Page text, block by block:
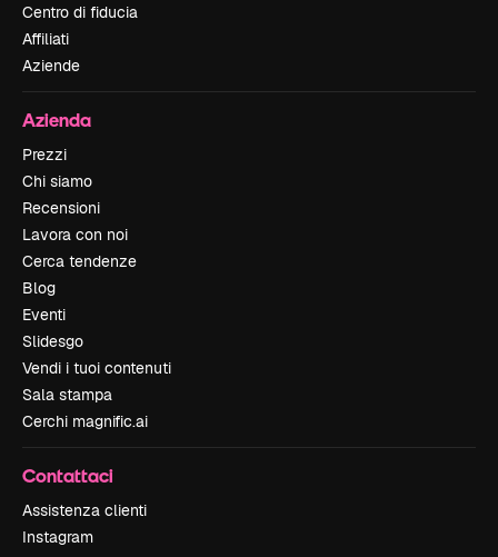
Centro di fiducia
Affiliati
Aziende
Azienda
Prezzi
Chi siamo
Recensioni
Lavora con noi
Cerca tendenze
Blog
Eventi
Slidesgo
Vendi i tuoi contenuti
Sala stampa
Cerchi magnific.ai
Contattaci
Assistenza clienti
Instagram